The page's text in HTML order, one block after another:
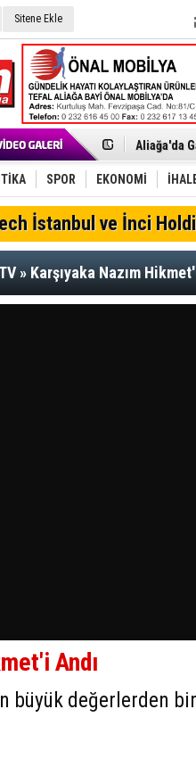
Sitene Ekle
Menemen
Furkan
Chp
AK Parti
SOCAR
Trafiği
Alto,
Aliağa'daki
Dikili'de
SPOR EKONOMİ
İstanbul ve İnci
» Karşıyaka Nazım
Andı
büyük değerlerden